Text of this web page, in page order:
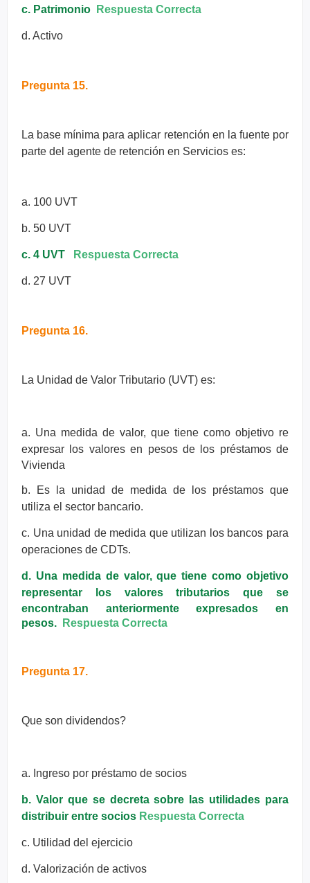
c. Patrimonio Respuesta Correcta
d. Activo
Pregunta 15.
La base mínima para aplicar retención en la fuente por
parte del agente de retención en Servicios es:
a. 100 UVT
b. 50 UVT
c. 4 UVT Respuesta Correcta
d. 27 UVT
Pregunta 16.
La Unidad de Valor Tributario (UVT) es:
a. Una medida de valor, que tiene como objetivo re
expresar los valores en pesos de los préstamos de
Vivienda
b. Es la unidad de medida de los préstamos que
utiliza el sector bancario.
c. Una unidad de medida que utilizan los bancos para
operaciones de CDTs.
d. Una medida de valor, que tiene como objetivo
representar los valorestributarios que se
encontraban anteriormente expresados en
pesos.
Respuesta Correcta
Pregunta 17.
Que son dividendos?
a. Ingreso por préstamo de socios
b. Valor que se decreta sobre las utilidades para
distribuir entre socios Respuesta Correcta
c. Utilidad del ejercicio
d. Valorización de activos